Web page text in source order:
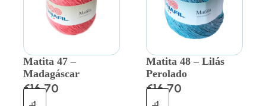
Matita 47 –
Madagáscar
€16.70
Matita 48 – Lilás
Perolado
€16.70